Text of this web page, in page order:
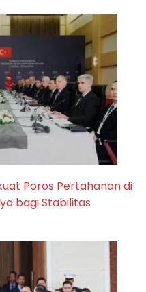
Poros Pertahanan di
bagi Stabilitas